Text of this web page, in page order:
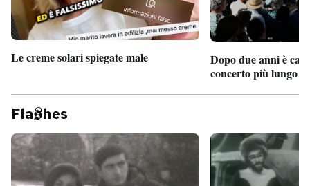
Le creme solari spiegate male
Dopo due anni è
concerto più lungo
Fla hes